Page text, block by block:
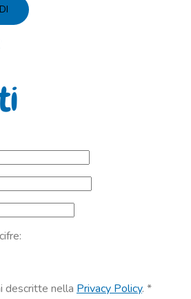
descritte nella Privacy Policy. *